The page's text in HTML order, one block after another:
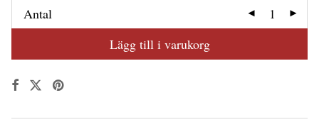
Antal
Lägg till i varukorg